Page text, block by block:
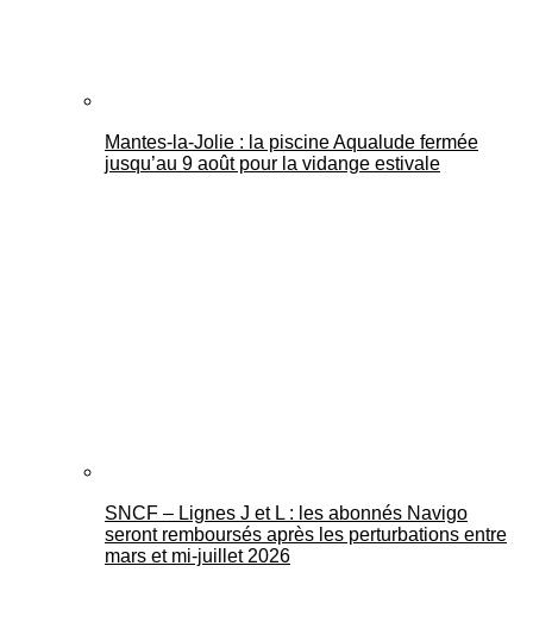
Mantes-la-Jolie : la piscine Aqualude fermée
jusqu’au 9 août pour la vidange estivale
SNCF – Lignes J et L : les abonnés Navigo
seront remboursés après les perturbations entre
mars et mi-juillet 2026